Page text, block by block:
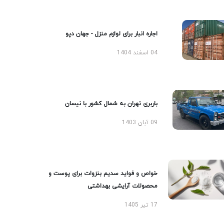
اجاره انبار برای لوازم منزل - جهان دپو
04 اسفند 1404
باربری تهران به شمال کشور با نیسان
09 آبان 1403
خواص و فواید سدیم بنزوات برای پوست و
محصولات آرایشی بهداشتی
17 تیر 1405